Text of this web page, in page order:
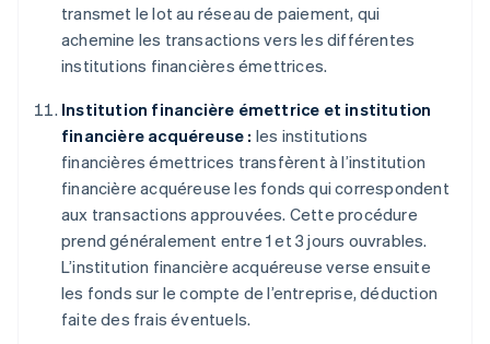
transmet le lot au réseau de paiement, qui
achemine les transactions vers les différentes
institutions financières émettrices.
Institution financière émettrice et institution
financière acquéreuse : les institutions
financières émettrices transfèrent à l’institution
financière acquéreuse les fonds qui correspondent
aux transactions approuvées. Cette procédure
prend généralement entre 1 et 3 jours ouvrables.
L’institution financière acquéreuse verse ensuite
les fonds sur le compte de l’entreprise, déduction
faite des frais éventuels.